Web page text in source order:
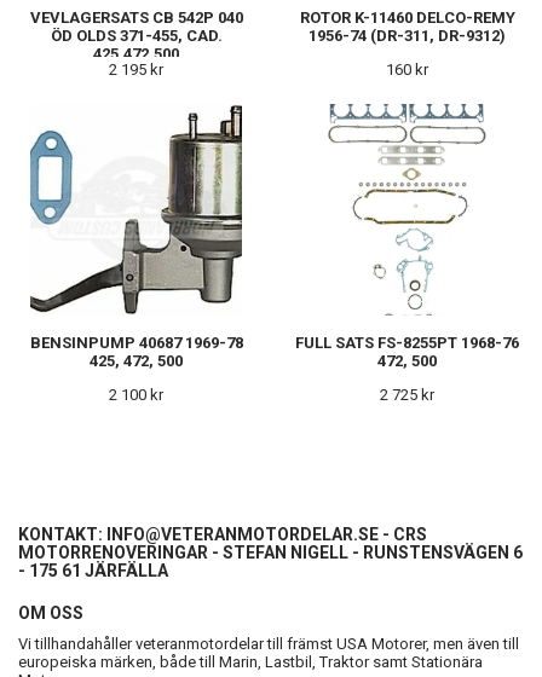
VEVLAGERSATS CB 542P 040
ÖD OLDS 371-455, CAD.
425,472,500
2 195 kr
ROTOR K-11460 DELCO-REMY
1956-74 (DR-311, DR-9312)
160 kr
BENSINPUMP 40687 1969-78
425, 472, 500
2 100 kr
FULL SATS FS-8255PT 1968-76
472, 500
2 725 kr
KONTAKT: INFO@VETERANMOTORDELAR.SE - CRS
MOTORRENOVERINGAR - STEFAN NIGELL - RUNSTENSVÄGEN 6
- 175 61 JÄRFÄLLA
OM OSS
Vi tillhandahåller veteranmotordelar till främst USA Motorer, men även till
europeiska märken, både till Marin, Lastbil, Traktor samt Stationära